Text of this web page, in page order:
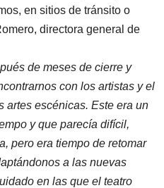
en sitios de tránsito o
directora general de
de meses de cierre y
con los artistas y el
artes escénicas. Este era un
y que parecía difícil,
pero era tiempo de retomar
a las nuevas
en las que el teatro